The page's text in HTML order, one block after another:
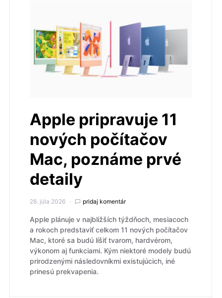
Apple pripravuje 11
nových počítačov
Mac, poznáme prvé
detaily
28. júla 2026 pridaj komentár
Apple plánuje v najbližších týždňoch, mesiacoch
a rokoch predstaviť celkom 11 nových počítačov
Mac, ktoré sa budú líšiť tvarom, hardvérom,
výkonom aj funkciami. Kým niektoré modely budú
prirodzenými následovníkmi existujúcich, iné
prinesú prekvapenia.